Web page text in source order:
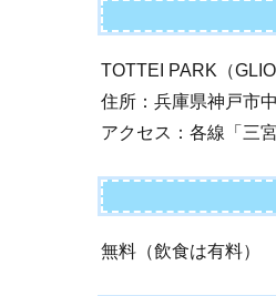
TOTTEI PARK（
住所：兵庫県神戸市
アクセス：各線「三
無料（飲食は有料）